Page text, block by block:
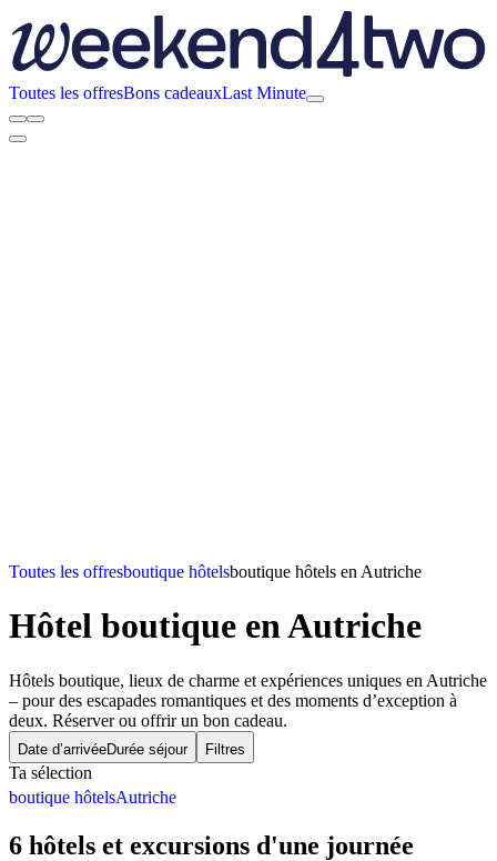
Toutes les offresBons cadeauxLast Minute
Toutes les offresboutique hôtelsboutique hôtels en Autriche
Hôtel boutique en Autriche
Hôtels boutique, lieux de charme et expériences uniques en Autriche
– pour des escapades romantiques et des moments d’exception à
deux. Réserver ou offrir un bon cadeau.
Date d’arrivéeDurée séjour Filtres
Ta sélection
boutique hôtelsAutriche
6 hôtels et excursions d'une journée